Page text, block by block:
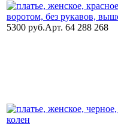
5300 руб.Арт. 64 288 268